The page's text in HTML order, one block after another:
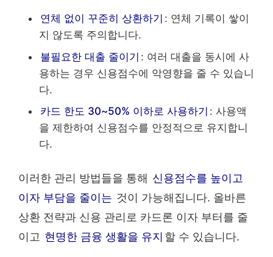
연체 없이 꾸준히 상환하기 : 연체 기록이 쌓이
지 않도록 주의합니다.
불필요한 대출 줄이기 : 여러 대출을 동시에 사
용하는 경우 신용점수에 악영향을 줄 수 있습니
다.
카드 한도 30~50% 이하로 사용하기 : 사용액
을 제한하여 신용점수를 안정적으로 유지합니
다.
이러한 관리 방법들을 통해 신용점수를 높이고
이자 부담을 줄이는 것이 가능해집니다. 올바른
상환 전략과 신용 관리로 카드론 이자 부터를 줄
이고 현명한 금융 생활을 유지 할 수 있습니다.